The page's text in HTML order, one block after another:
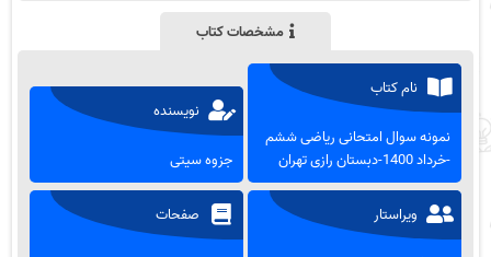
مشخصات کتاب
نام کتاب
نمونه سوال امتحانی ریاضی ششم
-خرداد 1400-دبستان رازی تهران
نویسنده
جزوه سیتی
ویراستار صفحات